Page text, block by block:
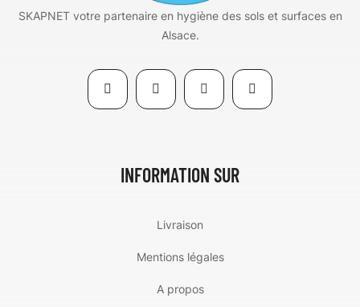
SKAPNET votre partenaire en hygiène des sols et surfaces en
Alsace.
INFORMATION SUR
Livraison
Mentions légales
A propos